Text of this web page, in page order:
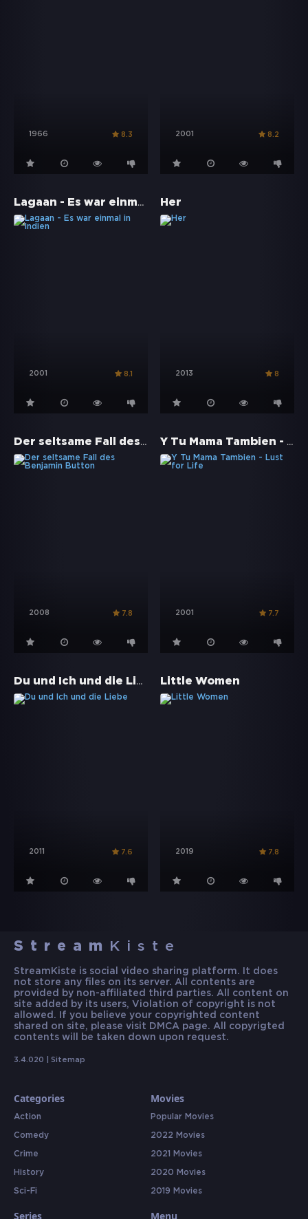
1966 8.3 2001 8.2
Lagaan - Es war einmal in Indien
2001 8.1
Her
2013 8
Der seltsame Fall des Benjamin Button
2008 7.8
Y Tu Mama Tambien - Lust for Life
2001 7.7
Du und Ich und die Liebe
2011 7.6
Little Women
2019 7.8
Stream Kiste
StreamKiste is social video sharing platform. It does
not store any files on its server. All contents are
provided by non-affiliated third parties. All content on
site added by its users, Violation of copyright is not
allowed. If you believe your copyrighted content
shared on site, please visit DMCA page. All copyrigted
contents will be taken down upon request.
3.4.020 | Sitemap
Categories
Action
Comedy
Crime
History
Sci-Fi
Movies
Popular Movies
2022 Movies
2021 Movies
2020 Movies
2019 Movies
Series Menu